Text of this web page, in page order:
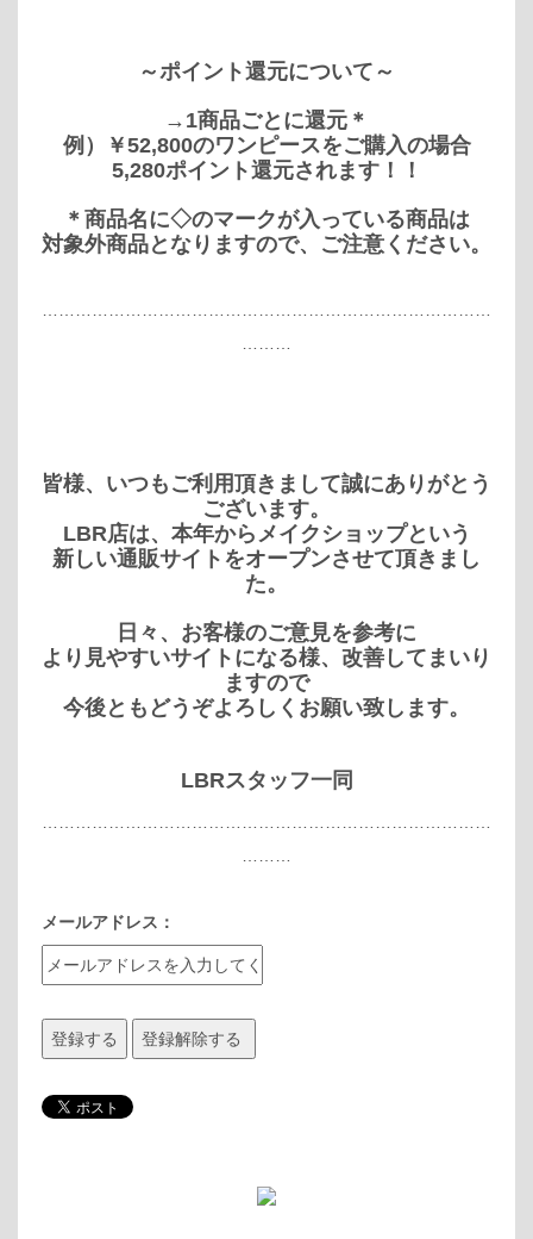
～ポイント還元について～
→1商品ごとに還元＊
例）￥52,800のワンピースをご購入の場合
5,280ポイント還元されます！！
＊商品名に◇のマークが入っている商品は
対象外商品となりますので、ご注意ください。
皆様、いつもご利用頂きまして誠にありがとう
ございます。
LBR店は、本年からメイクショップという
新しい通販サイトをオープンさせて頂きまし
た。
日々、お客様のご意見を参考に
より見やすいサイトになる様、改善してまいり
ますので
今後ともどうぞよろしくお願い致します。
LBRスタッフ一同
メールアドレス：